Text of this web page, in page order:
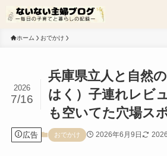
ホーム おでかけ
兵庫県立人と自然
はく）子連れレビ
も空いてた穴場ス
2026
7/16
広告 おでかけ 2026年6月9日